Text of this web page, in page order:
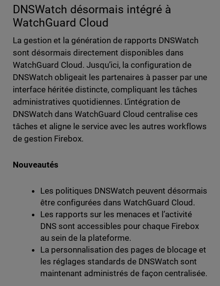
DNSWatch désormais intégré à
WatchGuard Cloud
La gestion et la génération de rapports DNSWatch
sont désormais directement disponibles dans
WatchGuard Cloud. Jusqu’ici, la configuration de
DNSWatch obligeait les partenaires à passer par une
interface héritée distincte, compliquant les tâches
administratives quotidiennes. L’intégration de
DNSWatch dans WatchGuard Cloud centralise ces
tâches et aligne le service avec les autres workflows
de gestion Firebox.
Nouveautés
Les politiques DNSWatch peuvent désormais
être configurées dans WatchGuard Cloud.
Les rapports sur les menaces et l’activité
DNS sont accessibles pour chaque Firebox
au sein de la plateforme.
La personnalisation des pages de blocage et
les réglages standards de DNSWatch sont
maintenant administrés de façon centralisée.